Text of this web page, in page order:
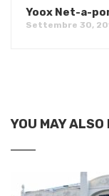
Yoox Net-a-
Settembre 30,
YOU MAY ALSO